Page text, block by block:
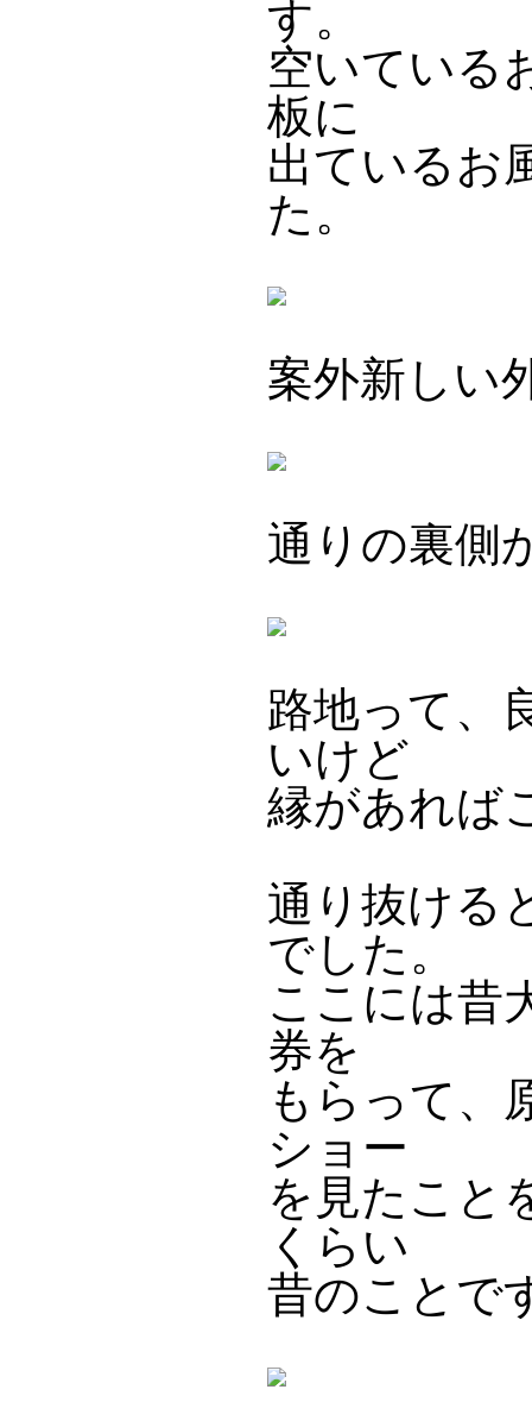
す。
空いている
板に
出ているお
た。
案外新しい
通りの裏側
路地って、
いけど
縁があれば
通り抜ける
でした。
ここには昔
券を
もらって、
ショー
を見たこと
くらい
昔のことで